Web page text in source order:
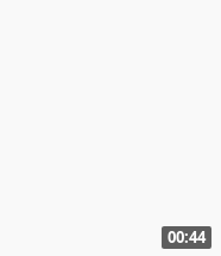
00:44